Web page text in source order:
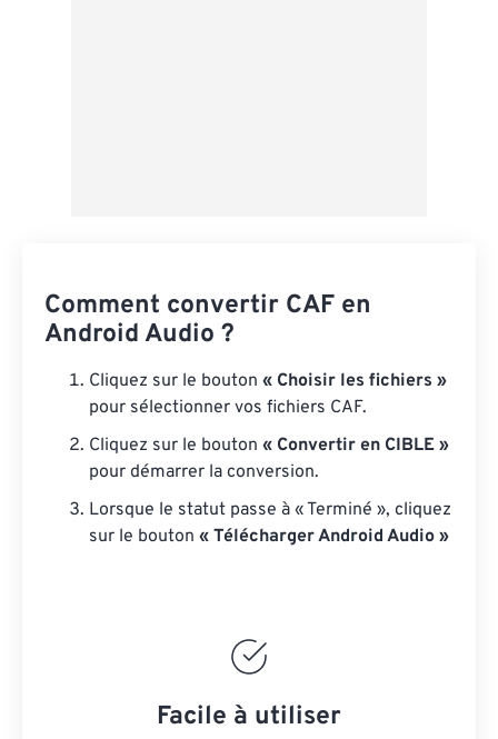
Comment convertir CAF en
Android Audio ?
Cliquez sur le bouton « Choisir les fichiers »
pour sélectionner vos fichiers CAF.
Cliquez sur le bouton « Convertir en CIBLE »
pour démarrer la conversion.
Lorsque le statut passe à « Terminé », cliquez
sur le bouton « Télécharger Android Audio »
Facile à utiliser